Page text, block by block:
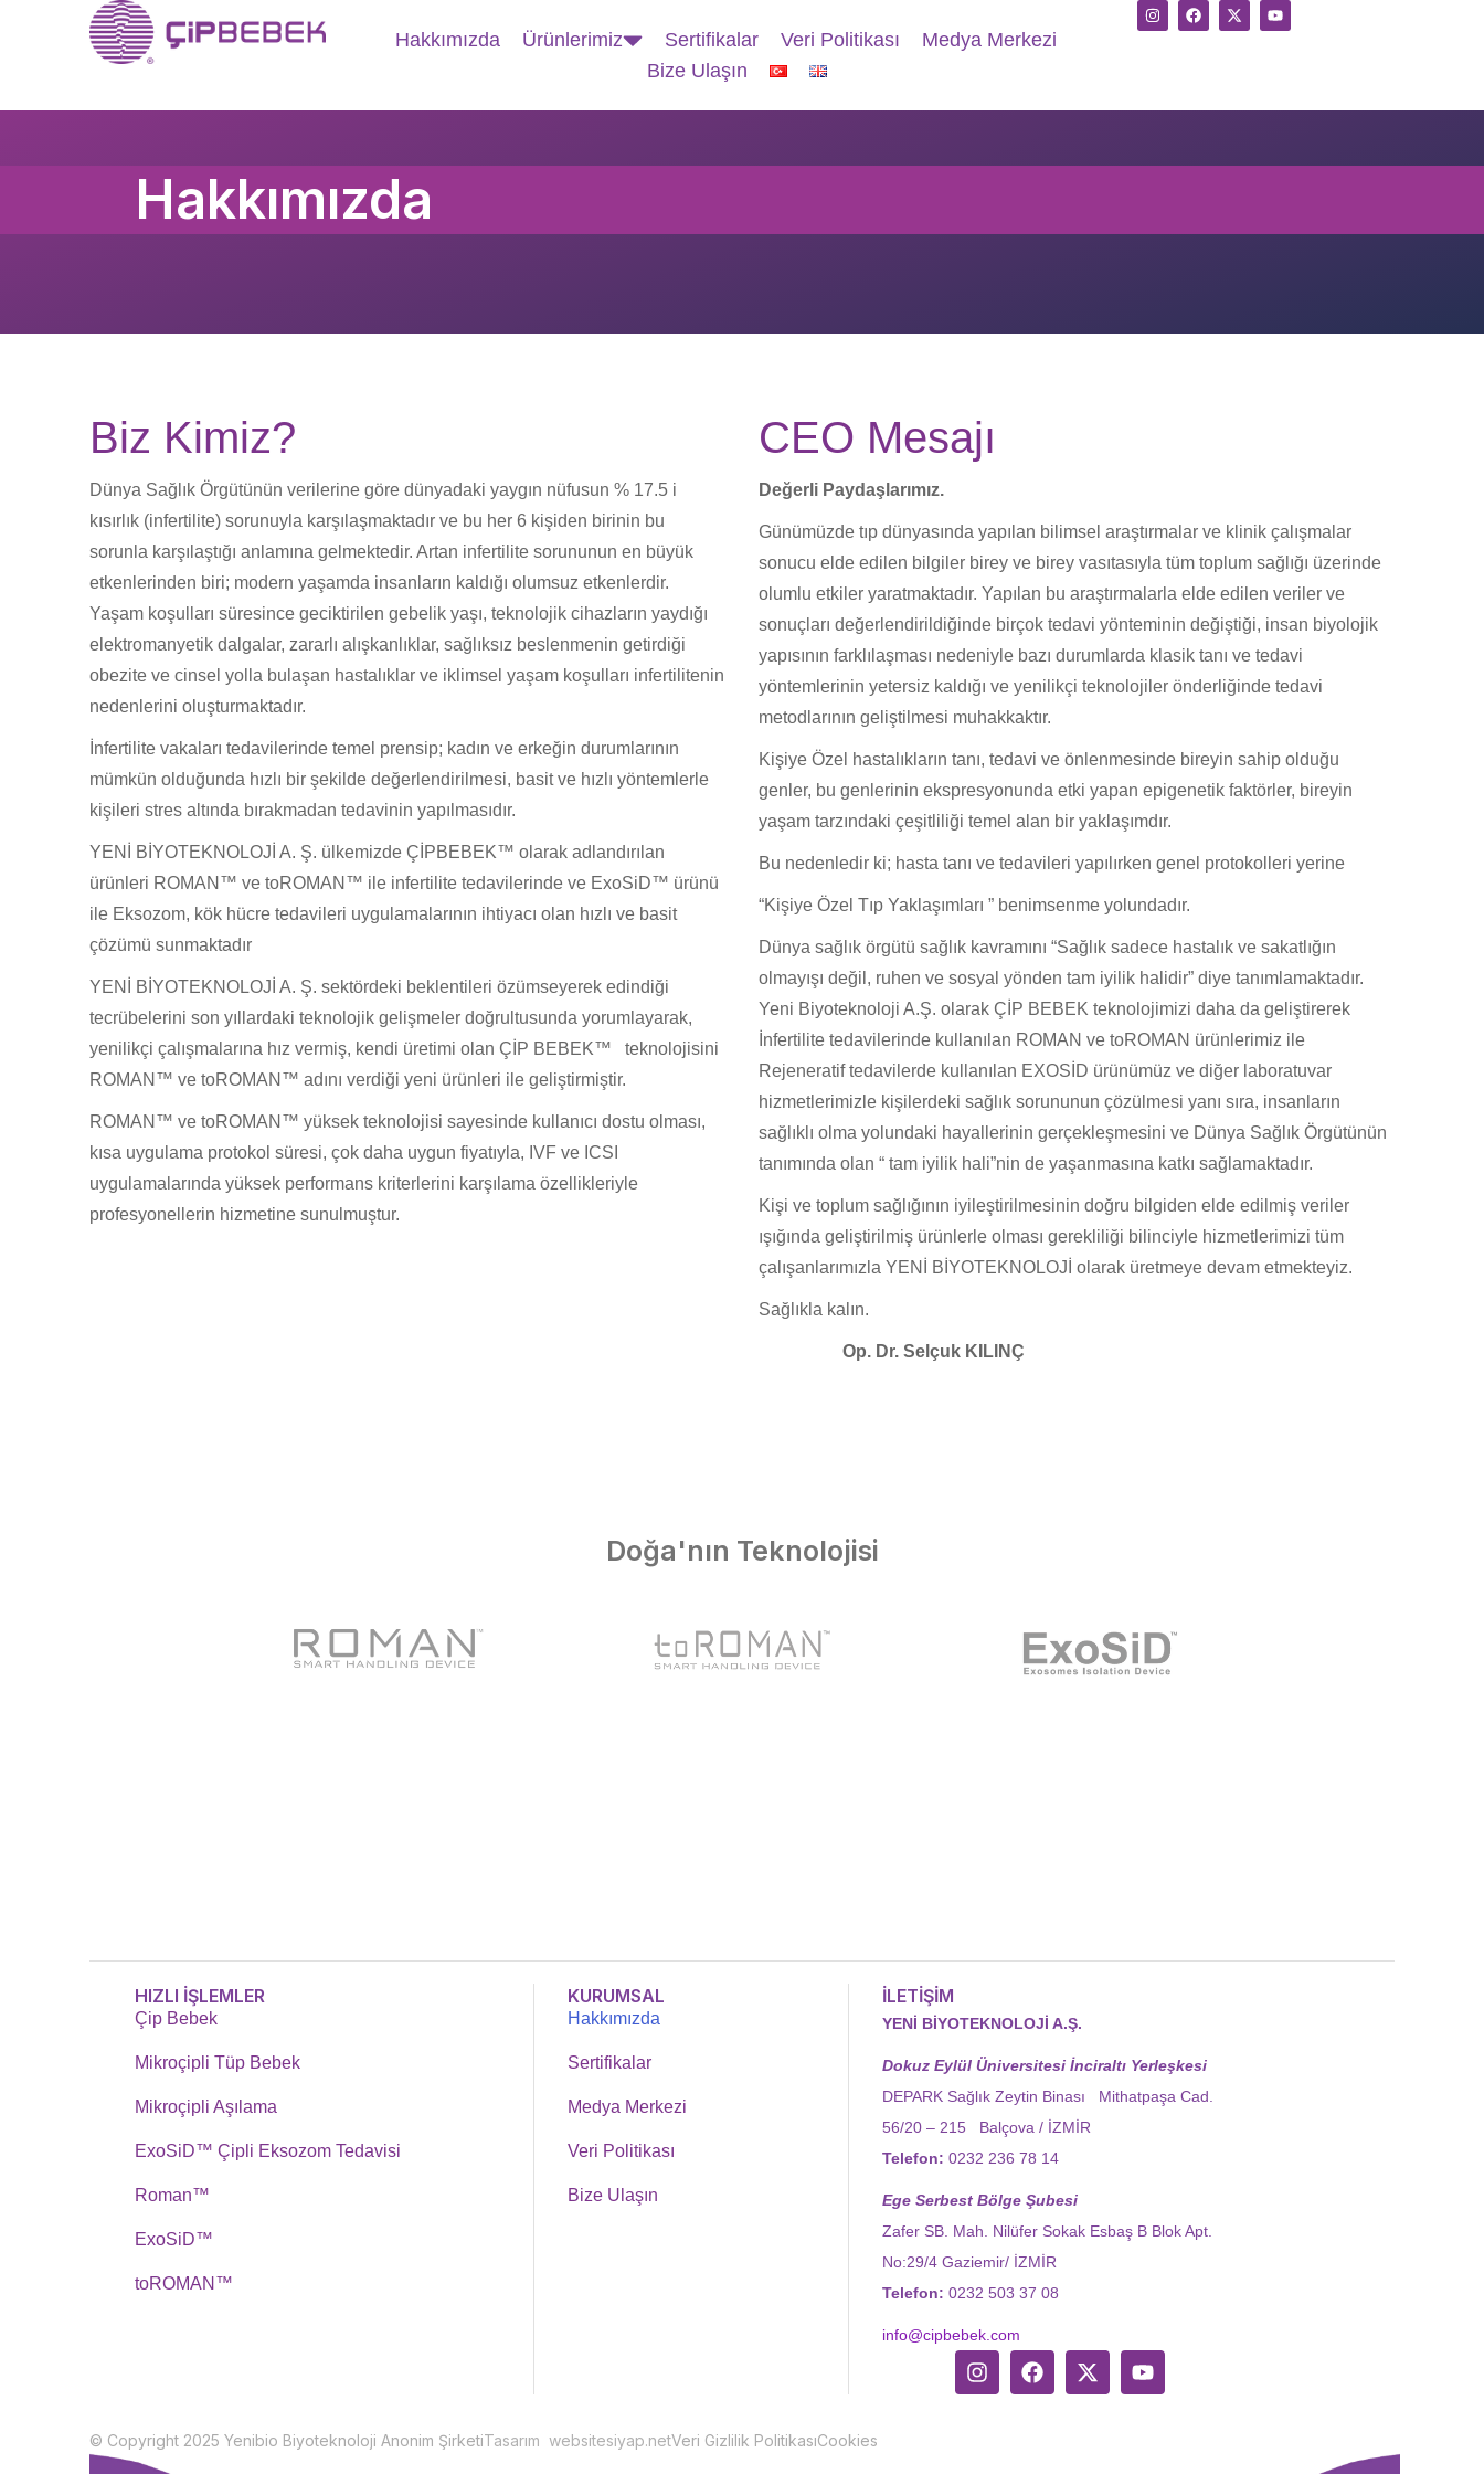
Hakkımızda Ürünlerimiz Sertifikalar Veri Politikası
Medya Merkezi
Bize Ulaşın
Hakkımızda
Biz Kimiz?
Dünya Sağlık Örgütünün verilerine göre dünyadaki yaygın nüfusun % 17.5 i
kısırlık (infertilite) sorunuyla karşılaşmaktadır ve bu her 6 kişiden birinin bu
sorunla karşılaştığı anlamına gelmektedir. Artan infertilite sorununun en büyük
etkenlerinden biri; modern yaşamda insanların kaldığı olumsuz etkenlerdir.
Yaşam koşulları süresince geciktirilen gebelik yaşı, teknolojik cihazların yaydığı
elektromanyetik dalgalar, zararlı alışkanlıklar, sağlıksız beslenmenin getirdiği
obezite ve cinsel yolla bulaşan hastalıklar ve iklimsel yaşam koşulları infertilitenin
nedenlerini oluşturmaktadır.
İnfertilite vakaları tedavilerinde temel prensip; kadın ve erkeğin durumlarının
mümkün olduğunda hızlı bir şekilde değerlendirilmesi, basit ve hızlı yöntemlerle
kişileri stres altında bırakmadan tedavinin yapılmasıdır.
YENİ BİYOTEKNOLOJİ A. Ş. ülkemizde ÇİPBEBEK™ olarak adlandırılan
ürünleri ROMAN™ ve toROMAN™ ile infertilite tedavilerinde ve ExoSiD™ ürünü
ile Eksozom, kök hücre tedavileri uygulamalarının ihtiyacı olan hızlı ve basit
çözümü sunmaktadır
YENİ BİYOTEKNOLOJİ A. Ş. sektördeki beklentileri özümseyerek edindiği
tecrübelerini son yıllardaki teknolojik gelişmeler doğrultusunda yorumlayarak,
yenilikçi çalışmalarına hız vermiş, kendi üretimi olan ÇİP BEBEK™ teknolojisini
ROMAN™ ve toROMAN™ adını verdiği yeni ürünleri ile geliştirmiştir.
ROMAN™ ve toROMAN™ yüksek teknolojisi sayesinde kullanıcı dostu olması,
kısa uygulama protokol süresi, çok daha uygun fiyatıyla, IVF ve ICSI
uygulamalarında yüksek performans kriterlerini karşılama özellikleriyle
profesyonellerin hizmetine sunulmuştur.
CEO Mesajı
Değerli Paydaşlarımız.
Günümüzde tıp dünyasında yapılan bilimsel araştırmalar ve klinik çalışmalar
sonucu elde edilen bilgiler birey ve birey vasıtasıyla tüm toplum sağlığı üzerinde
olumlu etkiler yaratmaktadır. Yapılan bu araştırmalarla elde edilen veriler ve
sonuçları değerlendirildiğinde birçok tedavi yönteminin değiştiği, insan biyolojik
yapısının farklılaşması nedeniyle bazı durumlarda klasik tanı ve tedavi
yöntemlerinin yetersiz kaldığı ve yenilikçi teknolojiler önderliğinde tedavi
metodlarının geliştilmesi muhakkaktır.
Kişiye Özel hastalıkların tanı, tedavi ve önlenmesinde bireyin sahip olduğu
genler, bu genlerinin ekspresyonunda etki yapan epigenetik faktörler, bireyin
yaşam tarzındaki çeşitliliği temel alan bir yaklaşımdır.
Bu nedenledir ki; hasta tanı ve tedavileri yapılırken genel protokolleri yerine
“Kişiye Özel Tıp Yaklaşımları ” benimsenme yolundadır.
Dünya sağlık örgütü sağlık kavramını “Sağlık sadece hastalık ve sakatlığın
olmayışı değil, ruhen ve sosyal yönden tam iyilik halidir” diye tanımlamaktadır.
Yeni Biyoteknoloji A.Ş. o larak ÇİP BEBEK teknolojimizi daha da geliştirerek
İnfertilite tedavilerinde kullanılan ROMAN ve toROMAN ürünlerimiz ile
Rejeneratif tedavilerde kullanılan EXOSİD ürünümüz ve diğer laboratuvar
hizmetlerimizle kişilerdeki sağlık sorununun çözülmesi yanı sıra, insanların
sağlıklı olma yolundaki hayallerinin gerçekleşmesini ve Dünya Sağlık Örgütünün
tanımında olan “ tam iyilik hali”nin de yaşanmasına katkı sağlamaktadır.
Kişi ve toplum sağlığının iyileştirilmesinin doğru bilgiden elde edilmiş veriler
ışığında geliştirilmiş ürünlerle olması gerekliliği bilinciyle hizmetlerimizi tüm
çalışanlarımızla YENİ BİYOTEKNOLOJİ olarak üretmeye devam etmekteyiz.
Sağlıkla kalın.
Op. Dr. Selçuk KILINÇ
Doğa'nın Teknolojisi
HIZLI İŞLEMLER
Çip Bebek
Mikroçipli Tüp Bebek
Mikroçipli Aşılama
ExoSiD™ Çipli Eksozom Tedavisi
Roman™
ExoSiD™
toROMAN™
KURUMSAL
Hakkımızda
Sertifikalar
Medya Merkezi
Veri Politikası
Bize Ulaşın
İLETİŞİM
YENİ BİYOTEKNOLOJİ A.Ş.
Dokuz Eylül Üniversitesi İnciraltı Yerleşkesi
DEPARK Sağlık Zeytin Binası Mithatpaşa Cad.
56/20 – 215 Balçova / İZMİR
Telefon: 0232 236 78 14
Ege Serbest Bölge Şubesi
Zafer SB. Mah. Nilüfer Sokak Esbaş B Blok Apt.
No:29/4 Gaziemir/ İZMİR
Telefon: 0232 503 37 08
info@cipbebek.com
© Copyright 2025 Yenibio Biyoteknoloji Anonim ŞirketiTasarım websitesiyap.netVeri Gizlilik PolitikasıCookies